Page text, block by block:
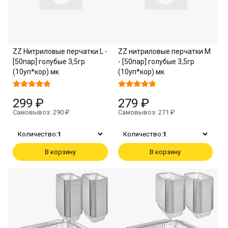
ZZ Нитриловые перчатки L -
[50пар] голубые 3,5гр
(10уп*кор) мк
299 ₽
Самовывоз: 290 ₽
Количество:1
В корзину
ZZ нитриловые перчатки M
- [50пар] голубые 3,5гр
(10уп*кор) мк
279 ₽
Самовывоз: 271 ₽
Количество:1
В корзину